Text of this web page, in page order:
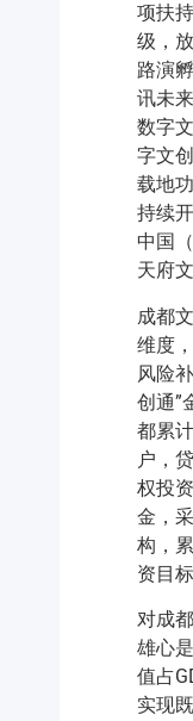
项扶
级，
路演
讯未
数字
字文
载地
持续
中国
天府
成都
维度
风险
创通”
都累
户，
权投
金，
构，
资目
对成
雄心
值占
实现